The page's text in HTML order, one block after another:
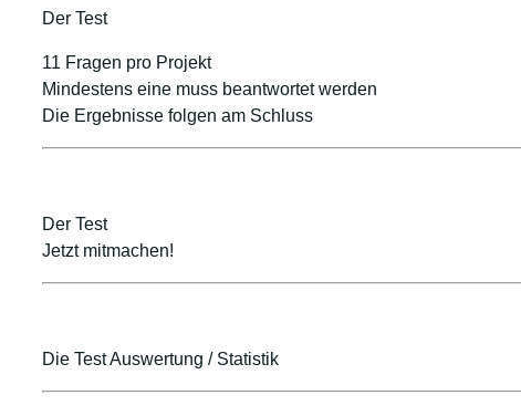
Der Test
11 Fragen pro Projekt
Mindestens eine muss beantwortet werden
Die Ergebnisse folgen am Schluss
Der Test
Jetzt mitmachen!
Die Test Auswertung / Statistik